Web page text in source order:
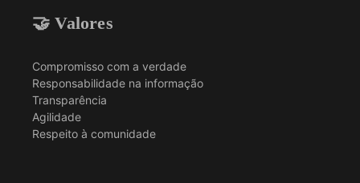
🤝 Valores
Compromisso com a verdade
Responsabilidade na informação
Transparência
Agilidade
Respeito à comunidade